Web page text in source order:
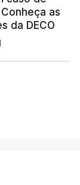
as
da DECO